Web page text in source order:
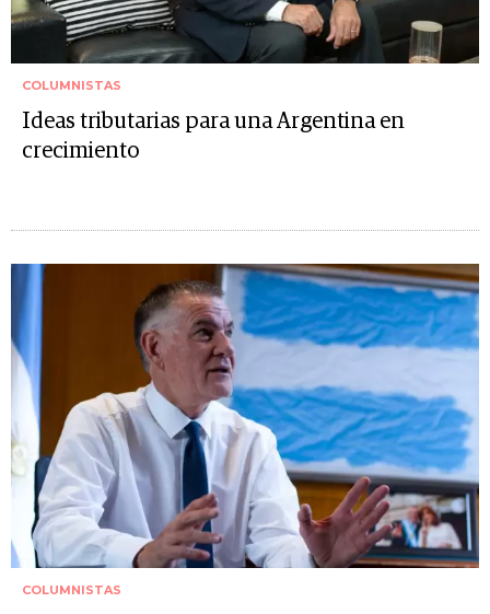
COLUMNISTAS
Ideas tributarias para una Argentina en
crecimiento
COLUMNISTAS